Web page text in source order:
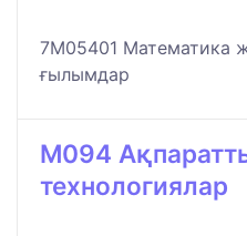
7M05401 Математика
ғылымдар
M094
технологиялар